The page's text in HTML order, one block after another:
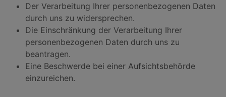
Der Verarbeitung Ihrer personenbezogenen Daten
durch uns zu widersprechen.
Die Einschränkung der Verarbeitung Ihrer
personenbezogenen Daten durch uns zu
beantragen.
Eine Beschwerde bei einer Aufsichtsbehörde
einzureichen.